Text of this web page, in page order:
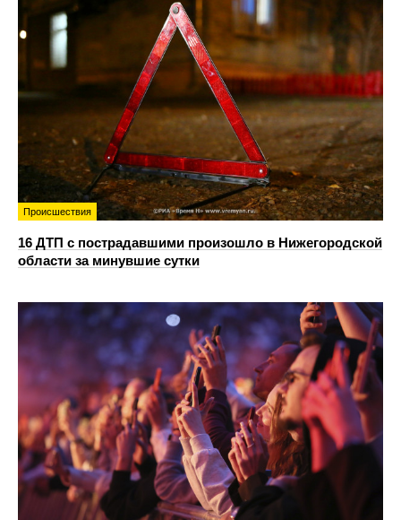
Происшествия
16 ДТП с пострадавшими произошло в Нижегородской
области за минувшие сутки